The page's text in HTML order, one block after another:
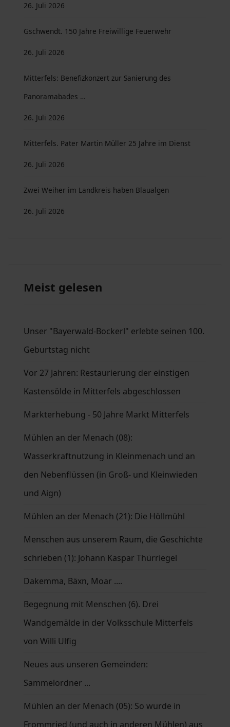
26. Juli 2026
Gschwendt. 150 Jahre Freiwillige Feuerwehr
26. Juli 2026
Mitterfels: Benefizkonzert zur Sanierung des
Panoramabades …
26. Juli 2026
Mitterfels. Pater Martin Müller 25 Jahre im Dienst
26. Juli 2026
Zwei Weiher im Landkreis haben Blaualgen
26. Juli 2026
Meist gelesen
Unser "Bayerwald-Bockerl" erlebte seinen 100.
Geburtstag nicht
Vor 27 Jahren: Restaurierung der einstigen
Kastensölde in Mitterfels abgeschlossen
Markterhebung - 50 Jahre Markt Mitterfels
Mühlen an der Menach (08):
Wasserkraftnutzung in Kleinmenach und an
den Nebenflüssen (in Groß- und Kleinwieden
und Aign)
Mühlen an der Menach (21): Die Höllmühl
Menschen aus unserem Raum, die Geschichte
schrieben (1): Johann Kaspar Thürriegel
Dakemma, Bäxn, Moar ....
Begegnung mit Menschen (6). Drei
Wandgemälde in der Volksschule Mitterfels
von Willi Ulfig
Neues aus unseren Gemeinden:
Sammelordner ...
Mühlen an der Menach (05): So wurde in
Frommried (und auch in anderen Mühlen) aus